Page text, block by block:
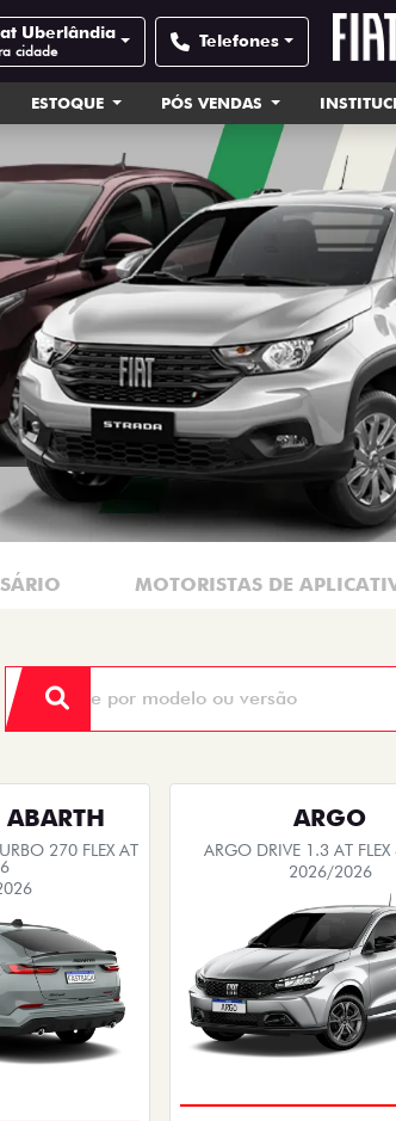
Uberlândia
cidade Telefones
ESTOQUE PÓS VENDAS
MOTORISTAS DE
ABARTH
270 FLEX AT
ARGO
ARGO DRIVE 1.3 AT
2026/2026